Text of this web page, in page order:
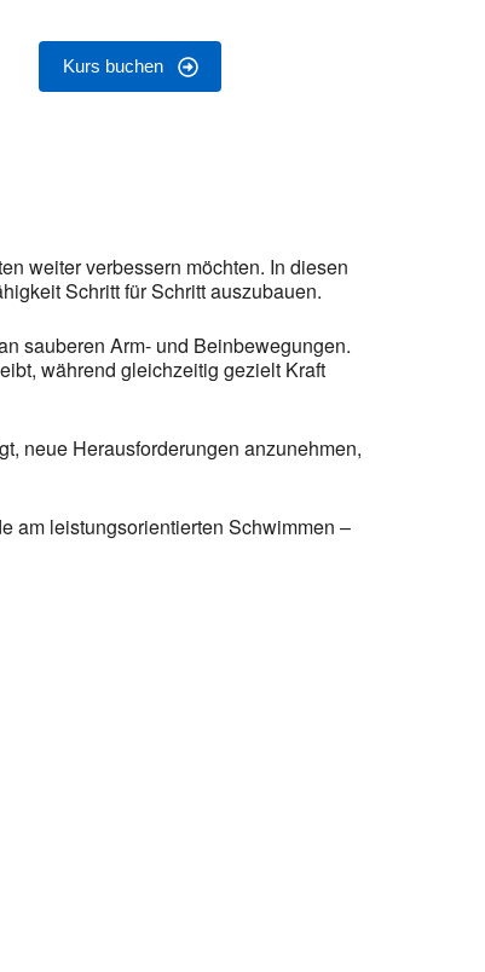
Kurs buchen
weiter verbessern möchten. In diesen
Schritt für Schritt auszubauen.
sauberen Arm- und Beinbewegungen.
während gleichzeitig gezielt Kraft
neue Herausforderungen anzunehmen,
am leistungsorientierten Schwimmen –